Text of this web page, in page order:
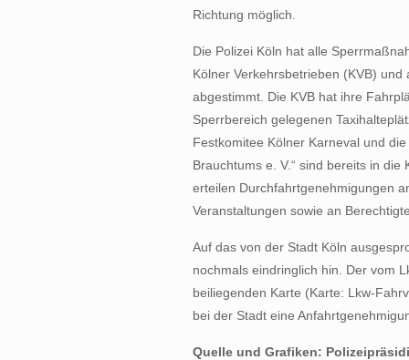
Richtung möglich.
Die Polizei Köln hat alle
Kölner Verkehrsbetrieben (KVB)
abgestimmt. Die KVB hat ihre
Sperrbereich gelegenen
Festkomitee Kölner Karneval und
Brauchtums e. V.“ sind bereits in
erteilen Durchfahrtgenehmigungen
Veranstaltungen sowie an
Auf das von der Stadt Köln
nochmals eindringlich hin. Der vom
beiliegenden Karte (Karte: Lkw-
bei der Stadt eine
Quelle und Grafiken: